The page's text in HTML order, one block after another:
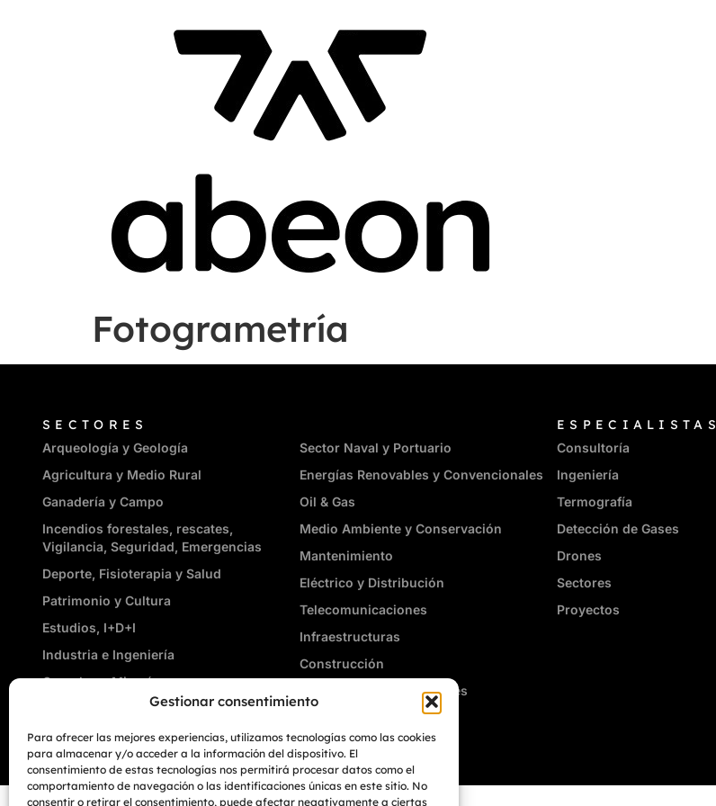
Gestionar consentimiento
Para ofrecer las mejores experiencias, utilizamos tecnologías como las cookies
para almacenar y/o acceder a la información del dispositivo. El
consentimiento de estas tecnologías nos permitirá procesar datos como el
comportamiento de navegación o las identificaciones únicas en este sitio. No
consentir o retirar el consentimiento, puede afectar negativamente a ciertas
Fotogrametría
SECTORES
Arqueología y Geología
Agricultura y Medio Rural
Ganadería y Campo
Incendios forestales, rescates,
Vigilancia, Seguridad, Emergencias
Deporte, Fisioterapia y Salud
Patrimonio y Cultura
Estudios, I+D+I
Industria e Ingeniería
Graneles y Minería
Sector Naval y Portuario
Energías Renovables y Convencionales
Oil & Gas
Medio Ambiente y Conservación
Mantenimiento
Eléctrico y Distribución
Telecomunicaciones
Infraestructuras
Construcción
Edificación y Bienes Raíces
ESPECIALISTAS
Consultoría
Ingeniería
Termografía
Detección de Gases
Drones
Sectores
Proyectos